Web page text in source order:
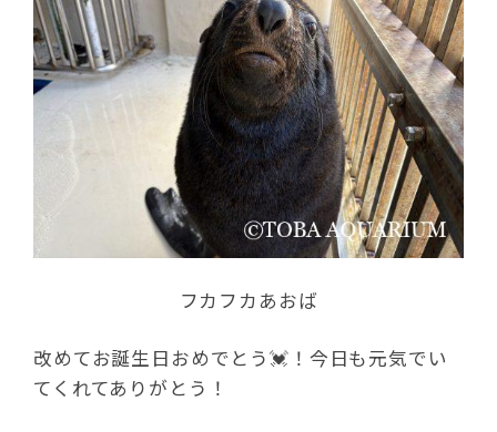
フカフカあおば
改めてお誕生日おめでとう💓！今日も元気でい
てくれてありがとう！